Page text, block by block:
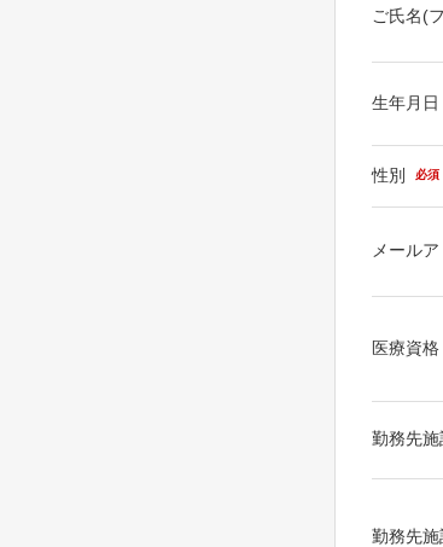
ご氏名(
生年月日
性別 必須
メール
医療資格
勤務先
勤務先施